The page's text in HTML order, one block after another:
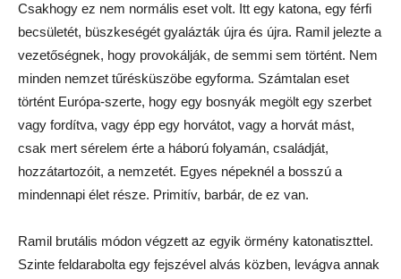
Csakhogy ez nem normális eset volt. Itt egy katona, egy férfi
becsületét, büszkeségét gyalázták újra és újra. Ramil jelezte a
vezetőségnek, hogy provokálják, de semmi sem történt. Nem
minden nemzet tűrésküszöbe egyforma. Számtalan eset
történt Európa-szerte, hogy egy bosnyák megölt egy szerbet
vagy fordítva, vagy épp egy horvátot, vagy a horvát mást,
csak mert sérelem érte a háború folyamán, családját,
hozzátartozóit, a nemzetét. Egyes népeknél a bosszú a
mindennapi élet része. Primitív, barbár, de ez van.
Ramil brutális módon végzett az egyik örmény katonatiszttel.
Szinte feldarabolta egy fejszével alvás közben, levágva annak